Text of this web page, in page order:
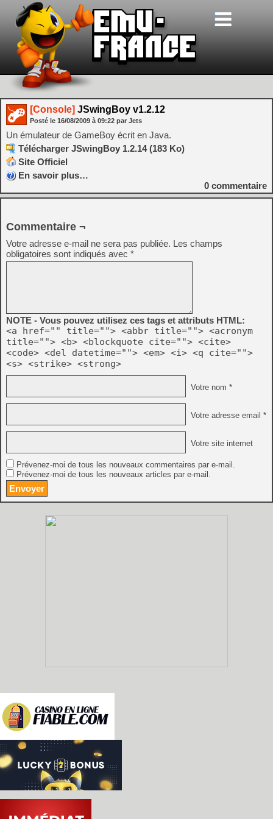
[Console] JSwingBoy v1.2.12
Posté le 16/08/2009 à 09:22 par Jets
Un émulateur de GameBoy écrit en Java.
Télécharger JSwingBoy 1.2.14 (183 Ko)
Site Officiel
En savoir plus…
0 commentaire
Commentaire ¬
Votre adresse e-mail ne sera pas publiée. Les champs
obligatoires sont indiqués avec *
NOTE - Vous pouvez utilisez ces tags et attributs HTML:
<a href="" title=""> <abbr title=""> <acronym
title=""> <b> <blockquote cite=""> <cite>
<code> <del datetime=""> <em> <i> <q cite="">
<s> <strike> <strong>
Votre nom *
Votre adresse email *
Votre site internet
Prévenez-moi de tous les nouveaux commentaires par e-mail.
Prévenez-moi de tous les nouveaux articles par e-mail.